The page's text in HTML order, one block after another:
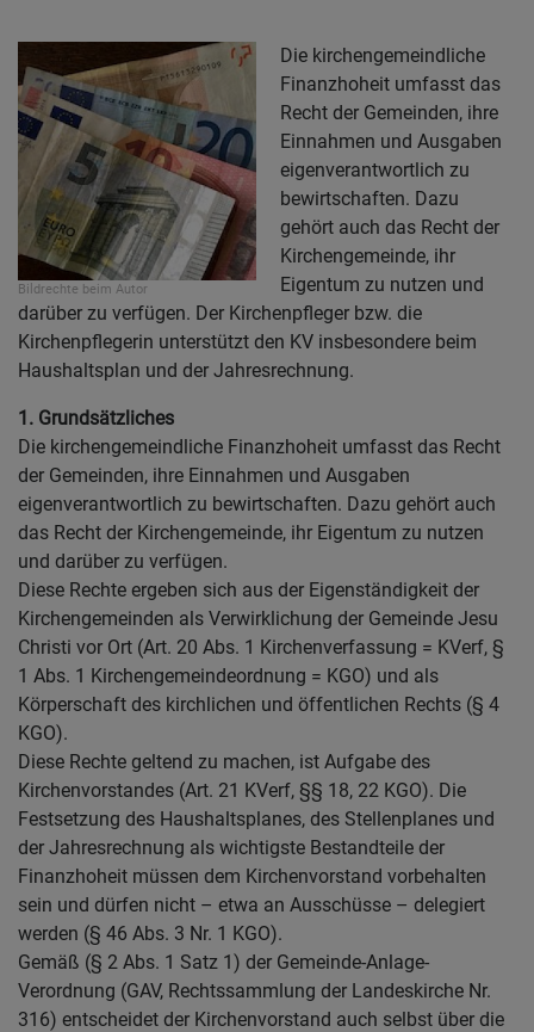
Bildrechte beim Autor
Die kirchengemeindliche
Finanzhoheit umfasst das
Recht der Gemeinden, ihre
Einnahmen und Ausgaben
eigenverantwortlich zu
bewirtschaften. Dazu
gehört auch das Recht der
Kirchengemeinde, ihr
Eigentum zu nutzen und
darüber zu verfügen. Der Kirchenpfleger bzw. die
Kirchenpflegerin unterstützt den KV insbesondere beim
Haushaltsplan und der Jahresrechnung.
1. Grundsätzliches
Die kirchengemeindliche Finanzhoheit umfasst das Recht
der Gemeinden, ihre Einnahmen und Ausgaben
eigenverantwortlich zu bewirtschaften. Dazu gehört auch
das Recht der Kirchengemeinde, ihr Eigentum zu nutzen
und darüber zu verfügen.
Diese Rechte ergeben sich aus der Eigenständigkeit der
Kirchengemeinden als Verwirklichung der Gemeinde Jesu
Christi vor Ort (Art. 20 Abs. 1 Kirchenverfassung = KVerf, §
1 Abs. 1 Kirchengemeindeordnung = KGO) und als
Körperschaft des kirchlichen und öffentlichen Rechts (§ 4
KGO).
Diese Rechte geltend zu machen, ist Aufgabe des
Kirchenvorstandes (Art. 21 KVerf, §§ 18, 22 KGO). Die
Festsetzung des Haushaltsplanes, des Stellenplanes und
der Jahresrechnung als wichtigste Bestandteile der
Finanzhoheit müssen dem Kirchenvorstand vorbehalten
sein und dürfen nicht – etwa an Ausschüsse – delegiert
werden (§ 46 Abs. 3 Nr. 1 KGO).
Gemäß (§ 2 Abs. 1 Satz 1) der Gemeinde-Anlage-
Verordnung (GAV, Rechtssammlung der Landeskirche Nr.
316) entscheidet der Kirchenvorstand auch selbst über die